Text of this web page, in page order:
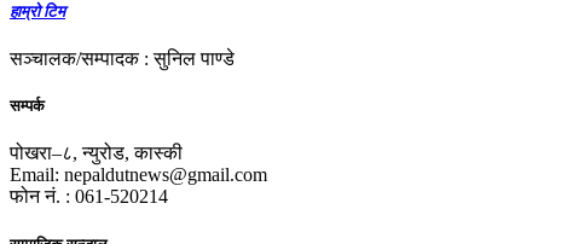
हाम्रो टिम
सञ्चालक/सम्पादक : सुनिल पाण्डे
सम्पर्क
पोखरा–८, न्युरोड, कास्की
Email: nepaldutnews@gmail.com
फोन नं. : 061-520214